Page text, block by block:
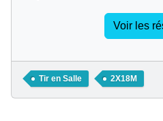
Voir les
Tir en Salle 2X18M